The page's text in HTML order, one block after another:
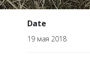
Date
19 мая 2018